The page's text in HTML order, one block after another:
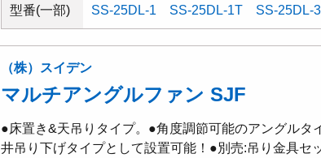
型番(一部) SS-25DL-1 SS-25DL-1T SS-25DL-3
（株）スイデン
マルチアングルファン SJF
●床置き&天吊りタイプ。●角度調節可能のアングルタ
井吊り下げタイプとして設置可能！●別売:吊り金具セ